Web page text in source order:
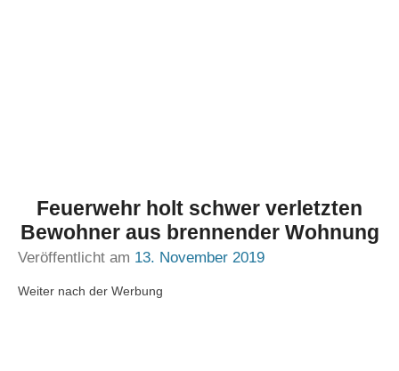
Feuerwehr holt schwer verletzten
Bewohner aus brennender Wohnung
Veröffentlicht am 13. November 2019
Weiter nach der Werbung